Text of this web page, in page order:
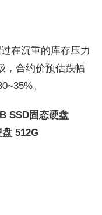
在沉重的库存压力
，合约价预估跌幅
。
SSD固态硬盘
512G